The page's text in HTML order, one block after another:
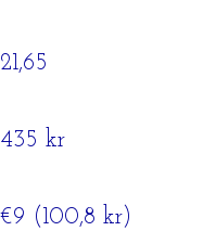
21,65
435 kr
€9 (100,8 kr)